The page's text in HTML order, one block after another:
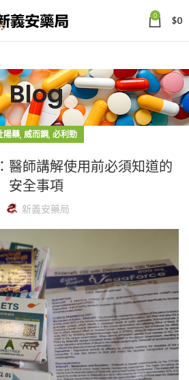
0 $0
Blog
陽藥, 威而鋼, 必利勁
醫師講解使用前必須知道的
安全事項
新義安藥局